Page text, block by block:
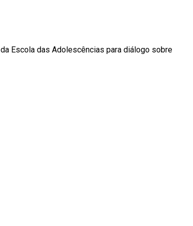
Escola das Adolescências para diálogo sobre